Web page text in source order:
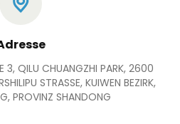
3, QILU CHUANGZHI PARK, 2600
STRASSE, KUIWEN BEZIRK,
PROVINZ SHANDONG